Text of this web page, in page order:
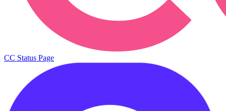
CC Status Page